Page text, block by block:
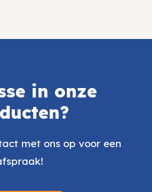
in onze
met ons op voor een